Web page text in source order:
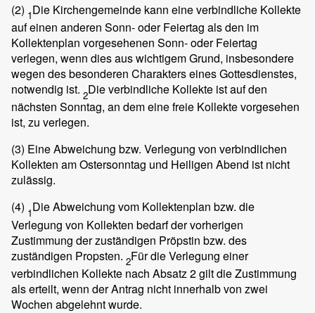
(2) 1Die Kirchengemeinde kann eine verbindliche Kollekte
auf einen anderen Sonn- oder Feiertag als den im
Kollektenplan vorgesehenen Sonn- oder Feiertag
verlegen, wenn dies aus wichtigem Grund, insbesondere
wegen des besonderen Charakters eines Gottesdienstes,
notwendig ist. 2Die verbindliche Kollekte ist auf den
nächsten Sonntag, an dem eine freie Kollekte vorgesehen
ist, zu verlegen.
(3) Eine Abweichung bzw. Verlegung von verbindlichen
Kollekten am Ostersonntag und Heiligen Abend ist nicht
zulässig.
(4) 1Die Abweichung vom Kollektenplan bzw. die
Verlegung von Kollekten bedarf der vorherigen
Zustimmung der zuständigen Pröpstin bzw. des
zuständigen Propsten. 2Für die Verlegung einer
verbindlichen Kollekte nach Absatz 2 gilt die Zustimmung
als erteilt, wenn der Antrag nicht innerhalb von zwei
Wochen abgelehnt wurde.